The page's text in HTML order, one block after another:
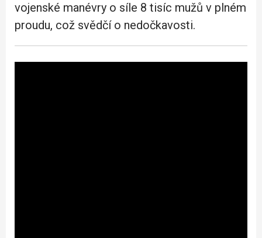
vojenské manévry o síle 8 tisíc mužů v plném
proudu, což svědčí o nedočkavosti.